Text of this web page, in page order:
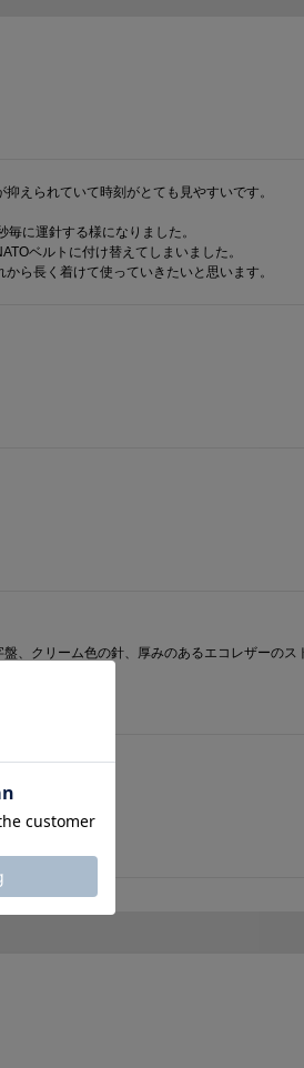
えられていて時刻がとても見やすいです。
に運針する様になりました。
ベルトに付け替えてしまいました。
ら長く着けて使っていきたいと思います。
、クリーム色の針、厚みのあるエコレザーのス
た。